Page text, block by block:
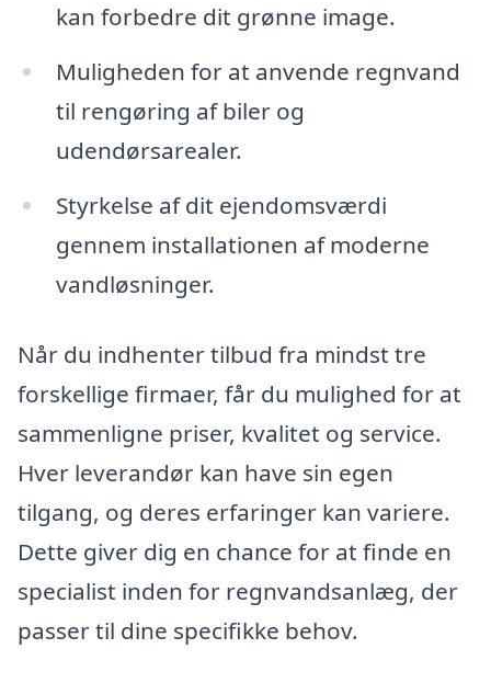
kan forbedre dit grønne image.
Muligheden for at anvende regnvand
til rengøring af biler og
udendørsarealer.
Styrkelse af dit ejendomsværdi
gennem installationen af moderne
vandløsninger.
Når du indhenter tilbud fra mindst tre
forskellige firmaer, får du mulighed for at
sammenligne priser, kvalitet og service.
Hver leverandør kan have sin egen
tilgang, og deres erfaringer kan variere.
Dette giver dig en chance for at finde en
specialist inden for regnvandsanlæg, der
passer til dine specifikke behov.